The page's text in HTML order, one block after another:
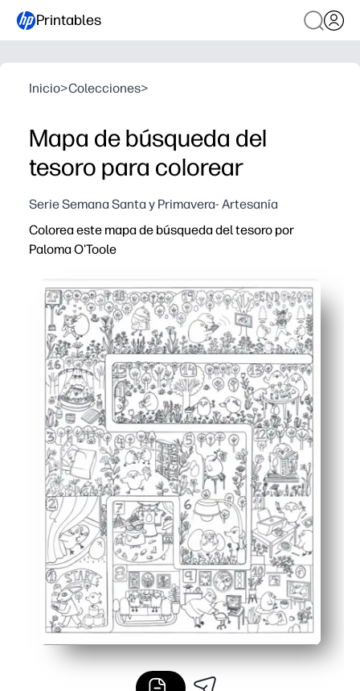
Printables
Inicio>Colecciones>
Mapa de búsqueda del
tesoro para colorear
Serie Semana Santa y Primavera- Artesanía
Colorea este mapa de búsqueda del tesoro por
Paloma O'Toole
Diversión de impresión y uso que combina colores
Desarrolla el enfoque, la resolución de problemas y
Se adapta al hogar, el aula o el uso sobre la marcha,
Fácil de diferenciar: agregue desafíos de tiempo,